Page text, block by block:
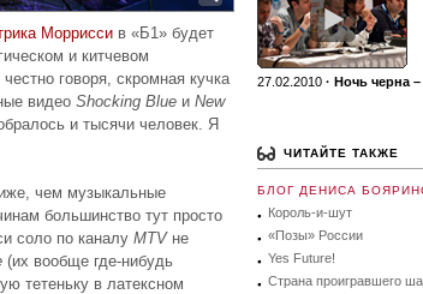
Моррисси в «Б1» будет
и китчевом
честно говоря, скромная кучка
видео Shocking Blue и New
и тысячи человек. Я
чем музыкальные
большинство тут просто
соло по каналу MTVне
(их вообще где-нибудь
тетеньку в латексном
27.02.2010 · Ночь черна –
ЧИТАЙТЕ ТАКЖЕ
БЛОГ ДЕНИСА
Король-и-шут
«Позы» России
Yes Future!
Страна проигравшего